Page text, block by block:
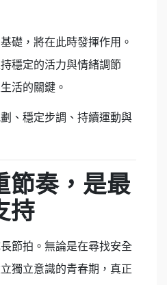
礎，將在此時發揮作用。
穩定的活力與情緒調節
活的關鍵。
、穩定步調、持續運動與
節奏，是最
持
節拍。無論是在尋找安全
獨立意識的青春期，真正